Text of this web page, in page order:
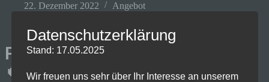
22. Dezember 2022 Angebot
PS5 bei Otto
🔥
Datenschutzerklärung
Stand: 17.05.2025
Wir freuen uns sehr über Ihr Interesse an unserem